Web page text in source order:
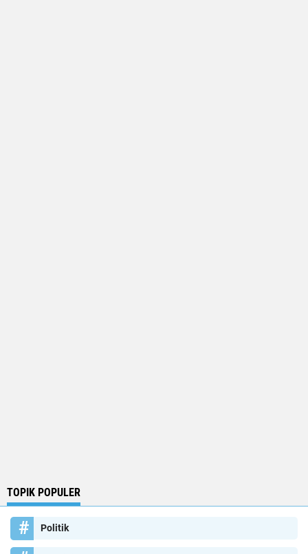
TOPIK POPULER
Politik